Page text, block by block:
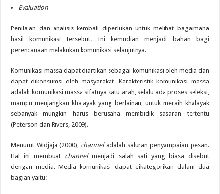
Evaluation
Penilaian dan analisis kembali diperlukan untuk melihat bagaimana
hasil komunikasi tersebut. Ini kemudian menjadi bahan bagi
perencanaan melakukan komunikasi selanjutnya.
Komunikasi massa dapat diartikan sebagai komunikasi oleh media dan
dapat dikonsumsi oleh masyarakat. Karakteristik komunikasi massa
adalah komunikasi massa sifatnya satu arah, selalu ada proses seleksi,
mampu menjangkau khalayak yang berlainan, untuk meraih khalayak
sebanyak mungkin harus berusaha membidik sasaran tertentu
(Peterson dan Rivers, 2009).
Menurut Widjaja (2000), channeladalah saluran penyampaian pesan.
Hal ini membuat channelmenjadi salah sati yang biasa disebut
dengan media. Media komunikasi dapat dikategorikan dalam dua
bagian yaitu: